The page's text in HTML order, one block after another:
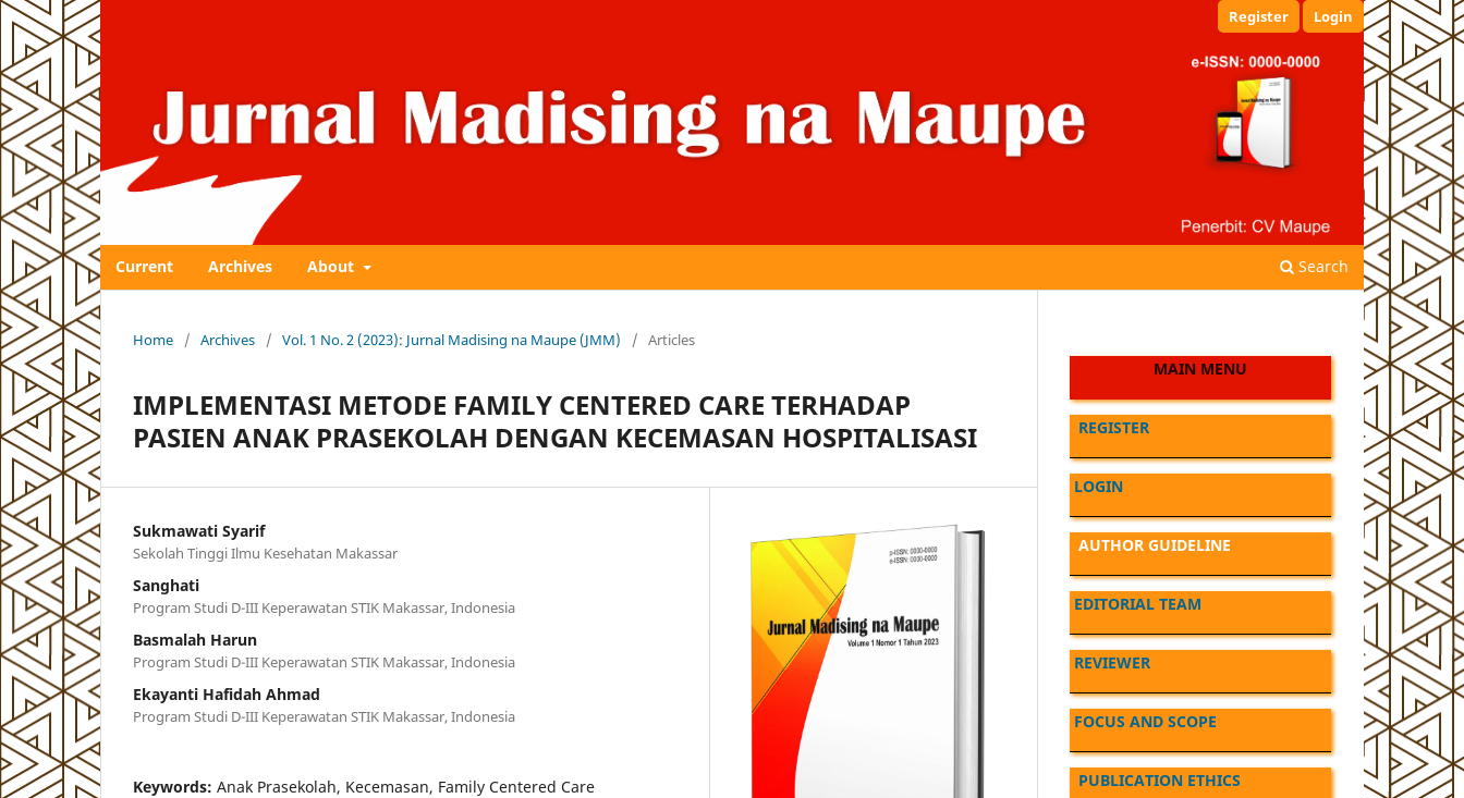
Current Archives About Search
Register Login
Home / Archives / Vol. 1 No. 2 (2023): Jurnal Madising na Maupe (JMM) / Articles
IMPLEMENTASI METODE FAMILY CENTERED CARE TERHADAP
PASIEN ANAK PRASEKOLAH DENGAN KECEMASAN HOSPITALISASI
Sukmawati Syarif
Sekolah Tinggi Ilmu Kesehatan Makassar
Sanghati
Program Studi D-III Keperawatan STIK Makassar, Indonesia
Basmalah Harun
Program Studi D-III Keperawatan STIK Makassar, Indonesia
Ekayanti Hafidah Ahmad
Program Studi D-III Keperawatan STIK Makassar, Indonesia
Keywords: Anak Prasekolah, Kecemasan, Family Centered Care
MAIN MENU
REGISTER
LOGIN
AUTHOR GUIDELINE
EDITORIAL TEAM
REVIEWER
FOCUS AND SCOPE
PUBLICATION ETHICS